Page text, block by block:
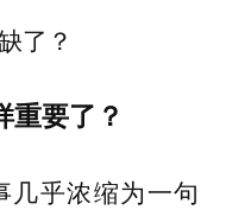
了？
重要了？
几乎浓缩为一句